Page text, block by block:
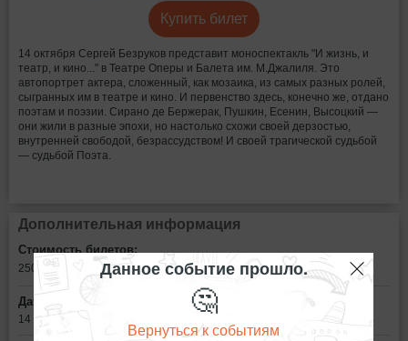
Купить билет
14 октября Сергей Безруков представит моноспектакль "И жизнь, и
театр, и кино..." в Театре Оперы и Балета им. М.Джалиля. Это
автопортрет актера, сложенный, как мозаика, из самых разных ролей,
сыгранных им в театре и кино. И первенство здесь, конечно же, отдано
поэтам и поэзии. Сирано де Бержерак, Пушкин, Есенин, Высоцкий —
они жили в разные эпохи, но настолько схожи своей дерзостью,
внутренней свободой, безрассудством! И своей трагической судьбой
— судьбой Поэта.
Дополнительная информация
Стоимость билетов:
2500 - 6000 рублей
Дата:
14 октября в 19:00
Данное событие прошло.
🤔
Вернуться к событиям